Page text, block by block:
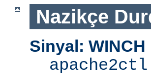
Nazikçe
Sinyal: WINCH